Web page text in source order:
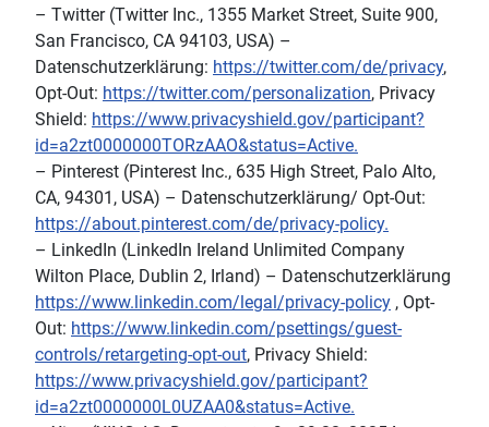
– Twitter (Twitter Inc., 1355 Market Street, Suite 900,
San Francisco, CA 94103, USA) –
Datenschutzerklärung: https://twitter.com/de/privacy,
Opt-Out: https://twitter.com/personalization, Privacy
Shield: https://www.privacyshield.gov/participant?
id=a2zt0000000TORzAAO&status=Active.
– Pinterest (Pinterest Inc., 635 High Street, Palo Alto,
CA, 94301, USA) – Datenschutzerklärung/ Opt-Out:
https://about.pinterest.com/de/privacy-policy.
– LinkedIn (LinkedIn Ireland Unlimited Company
Wilton Place, Dublin 2, Irland) – Datenschutzerklärung
https://www.linkedin.com/legal/privacy-policy , Opt-
Out: https://www.linkedin.com/psettings/guest-
controls/retargeting-opt-out, Privacy Shield:
https://www.privacyshield.gov/participant?
id=a2zt0000000L0UZAA0&status=Active.